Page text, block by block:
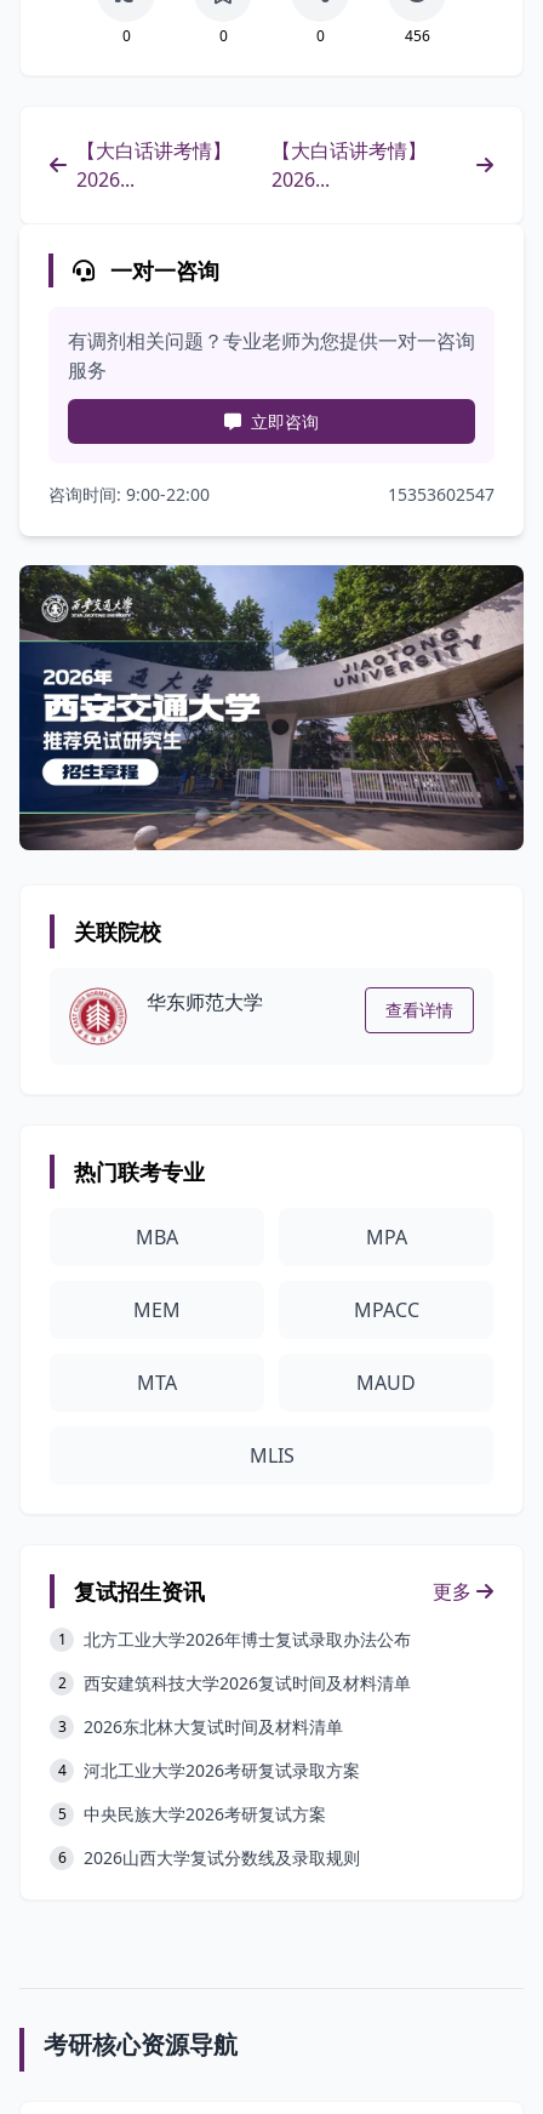
0 0 0 456
【大白话讲考情】
2026...
【大白话讲考情】
2026...
一对一咨询
有调剂相关问题？专业老师为您提供一对一咨询
服务
立即咨询
咨询时间: 9:00-22:00 15353602547
关联院校
华东师范大学 查看详情
热门联考专业
MBA MPA
MEM MPACC
MTA MAUD
MLIS
复试招生资讯 更多
1 北方工业大学2026年博士复试录取办法公布
2 西安建筑科技大学2026复试时间及材料清单
3 2026东北林大复试时间及材料清单
4 河北工业大学2026考研复试录取方案
5 中央民族大学2026考研复试方案
6 2026山西大学复试分数线及录取规则
考研核心资源导航